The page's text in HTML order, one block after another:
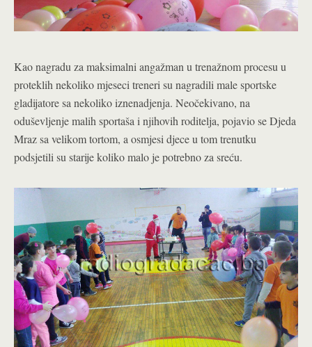
Kao nagradu za maksimalni angažman u trenažnom procesu u
proteklih nekoliko mjeseci treneri su nagradili male sportske
gladijatore sa nekoliko iznenadjenja. Neočekivano, na
oduševljenje malih sportaša i njihovih roditelja, pojavio se Djeda
Mraz sa velikom tortom, a osmjesi djece u tom trenutku
podsjetili su starije koliko malo je potrebno za sreću.